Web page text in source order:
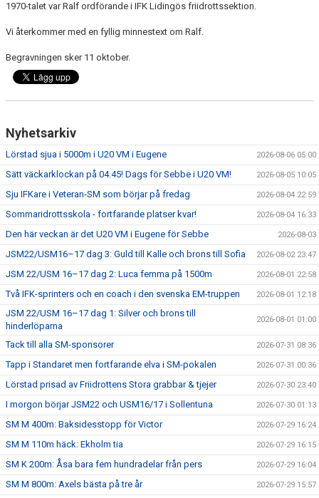
1970-talet var Ralf ordförande i IFK Lidingös friidrottssektion.
Vi återkommer med en fyllig minnestext om Ralf.
Begravningen sker 11 oktober.
Nyhetsarkiv
Lörstad sjua i 5000m i U20 VM i Eugene 2026-08-06 05:00
Sätt väckarklockan på 04.45! Dags för Sebbe i U20 VM! 2026-08-05 10:05
Sju IFKare i Veteran-SM som börjar på fredag 2026-08-04 22:59
Sommaridrottsskola - fortfarande platser kvar! 2026-08-04 16:33
Den här veckan är det U20 VM i Eugene för Sebbe 2026-08-03
JSM22/USM16–17 dag 3: Guld till Kalle och brons till Sofia 2026-08-02 23:47
JSM 22/USM 16–17 dag 2: Luca femma på 1500m 2026-08-01 22:58
Två IFK-sprinters och en coach i den svenska EM-truppen 2026-08-01 12:18
JSM 22/USM 16–17 dag 1: Silver och brons till
hinderlöparna
2026-08-01 01:00
Tack till alla SM-sponsorer 2026-07-31 08:36
Tapp i Standaret men fortfarande elva i SM-pokalen 2026-07-31 00:36
Lörstad prisad av Friidrottens Stora grabbar & tjejer 2026-07-30 23:40
I morgon börjar JSM22 och USM16/17 i Sollentuna 2026-07-30 01:13
SM M 400m: Baksidesstopp för Victor 2026-07-29 16:24
SM M 110m häck: Ekholm tia 2026-07-29 16:15
SM K 200m: Åsa bara fem hundradelar från pers 2026-07-29 16:04
SM M 800m: Axels bästa på tre år 2026-07-29 15:57